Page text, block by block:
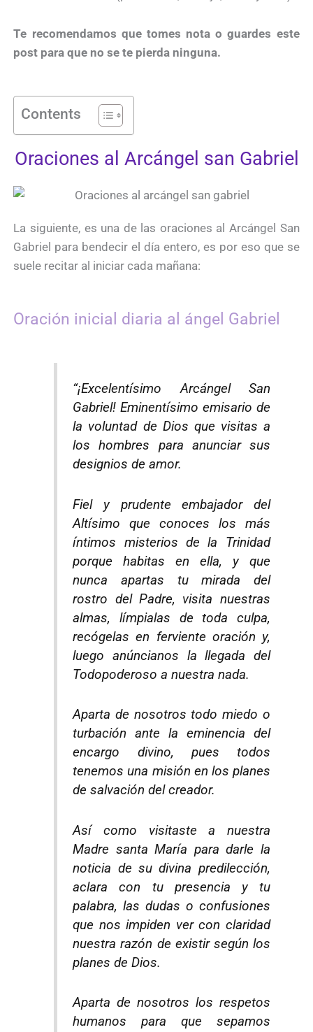
Te recomendamos que tomes nota o guardes este
post para que no se te pierda ninguna.
Contents
Oraciones al Arcángel san Gabriel
La siguiente, es una de las oraciones al Arcángel San
Gabriel para bendecir el día entero, es por eso que se
suele recitar al iniciar cada mañana:
Oración inicial diaria al ángel Gabriel
“¡Excelentísimo Arcángel San
Gabriel! Eminentísimo emisario de
la voluntad de Dios que visitas a
los hombres para anunciar sus
designios de amor.
Fiel y prudente embajador del
Altísimo que conoces los más
íntimos misterios de la Trinidad
porque habitas en ella, y que
nunca apartas tu mirada del
rostro del Padre, visita nuestras
almas, límpialas de toda culpa,
recógelas en ferviente oración y,
luego anúncianos la llegada del
Todopoderoso a nuestra nada.
Aparta de nosotros todo miedo o
turbación ante la eminencia del
encargo divino, pues todos
tenemos una misión en los planes
de salvación del creador.
Así como visitaste a nuestra
Madre santa María para darle la
noticia de su divina predilección,
aclara con tu presencia y tu
palabra, las dudas o confusiones
que nos impiden ver con claridad
nuestra razón de existir según los
planes de Dios.
Aparta de nosotros los respetos
humanos para que sepamos